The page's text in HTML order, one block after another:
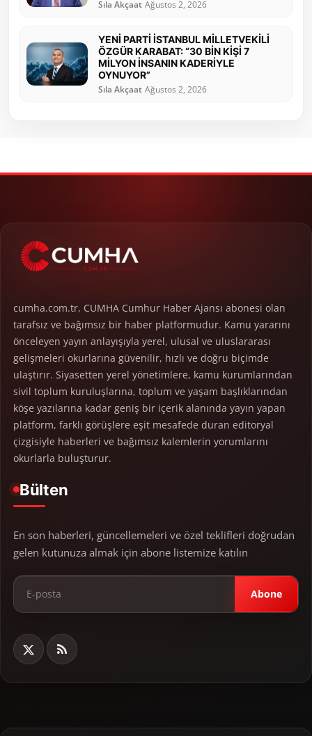
Sıla Akçaat Ağustos 2, 2026
YENİ PARTİ İSTANBUL MİLLETVEKİLİ
ÖZGÜR KARABAT: “30 BİN KİŞİ 7
MİLYON İNSANIN KADERİYLE
OYNUYOR”
Sıla Akçaat Ağustos 2, 2026
cumha.com.tr, CUMHA Cumhur Haber Ajansı abonesi olan
tarafsız ve bağımsız bir haber platformudur. Kamu yararını
önceleyen yayın anlayışıyla yerel, ulusal ve uluslararası
gelişmeleri okurlarına güvenilir, hızlı ve doğru biçimde
ulaştırır. Siyasetten yerel yönetimlere, kamu kurumlarından
sivil toplum kuruluşlarına, toplum ve yaşam başlıklarından
köşe yazılarına kadar geniş bir içerik alanında yayın yapan
platform, farklı görüşlere eşit mesafede duran editoryal
çizgisiyle haberleri ve bağımsız kalemlerin yorumlarını
okurlarla buluşturur.
Bülten
En son haberleri, güncellemeleri ve özel teklifleri doğrudan
gelen kutunuza almak için abone listemize katılın
Abone